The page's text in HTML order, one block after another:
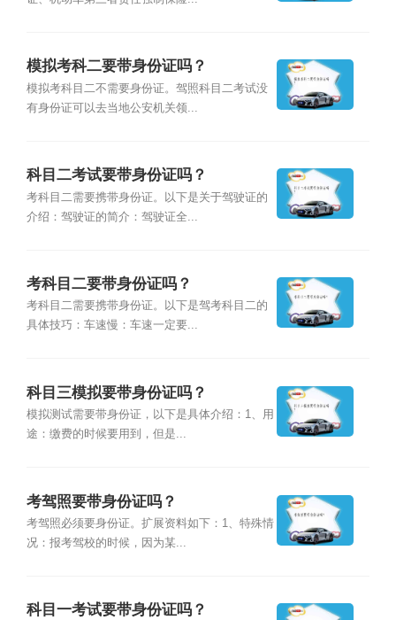
模拟考科二要带身份证吗？
模拟考科目二不需要身份证。驾照科目二考试没
有身份证可以去当地公安机关领...
科目二考试要带身份证吗？
考科目二需要携带身份证。以下是关于驾驶证的
介绍：驾驶证的简介：驾驶证全...
考科目二要带身份证吗？
考科目二需要携带身份证。以下是驾考科目二的
具体技巧：车速慢：车速一定要...
科目三模拟要带身份证吗？
模拟测试需要带身份证，以下是具体介绍：1、用
途：缴费的时候要用到，但是...
考驾照要带身份证吗？
考驾照必须要身份证。扩展资料如下：1、特殊情
况：报考驾校的时候，因为某...
科目一考试要带身份证吗？